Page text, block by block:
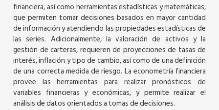
financiera, así como herramientas estadísticas y matemáticas,
que permiten tomar decisiones basados en mayor cantidad
de información y atendiendo las propiedades estadísticas de
las series. Adicionalmente, la valoración de activos y la
gestión de carteras, requieren de proyecciones de tasas de
interés, inflación y tipo de cambio, así como de una definición
de una correcta medida de riesgo. La econometría financiera
provee las herramientas para realizar pronósticos de
variables financieras y económicas, y permite realizar el
análisis de datos orientados a tomas de decisiones.